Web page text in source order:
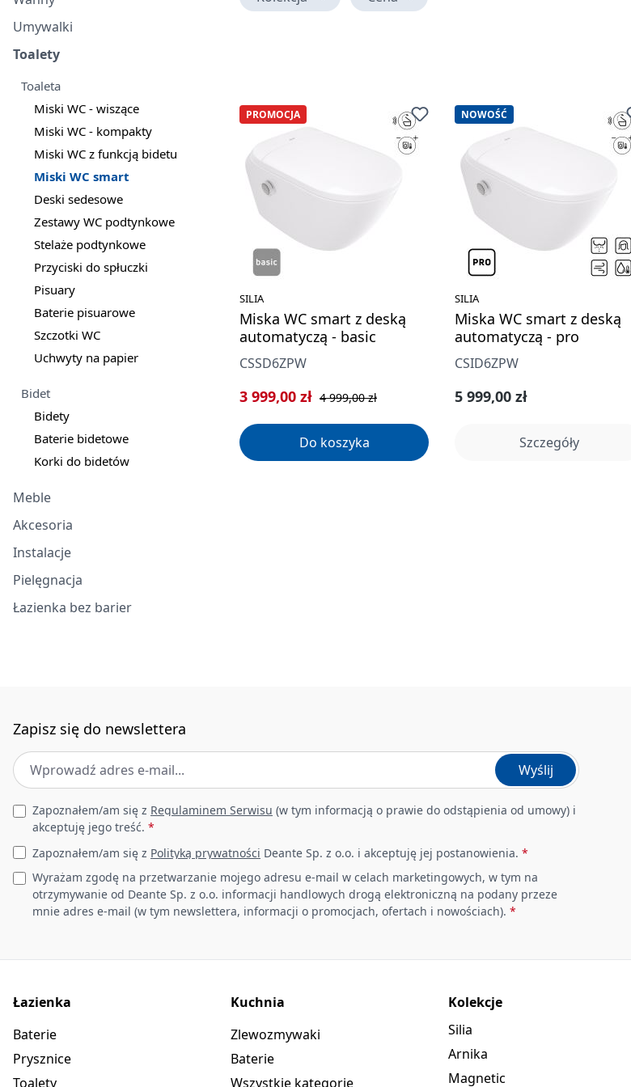
Umywalki
Toalety
Toaleta
Miski WC - wiszące
Miski WC - kompakty
Miski WC z funkcją bidetu
Miski WC smart
Deski sedesowe
Zestawy WC podtynkowe
Stelaże podtynkowe
Przyciski do spłuczki
Pisuary
Baterie pisuarowe
Szczotki WC
Uchwyty na papier
Bidet
Bidety
Baterie bidetowe
Korki do bidetów
Meble
Akcesoria
Instalacje
Pielęgnacja
Łazienka bez barier
PROMOCJA
SILIA
Miska WC smart z deską
automatyczą - basic
CSSD6ZPW
Cena sprzedaży:
3 999,00 zł Cena regularna:
4 999,00 zł
Do koszyka
NOWOŚĆ
SILIA
Miska WC smart z deską
automatyczą - pro
CSID6ZPW
Cena regularna:
5 999,00 zł
Szczegóły
Zapisz się do newslettera
Adres e-mail *
Wyślij
Leave this field empty
Zapoznałem/am się z Regulaminem Serwisu (w tym informacją o prawie do odstąpienia od umowy) i
akceptuję jego treść. *
Zapoznałem/am się z Polityką prywatności Deante Sp. z o.o. i akceptuję jej postanowienia. *
Wyrażam zgodę na przetwarzanie mojego adresu e-mail w celach marketingowych, w tym na
otrzymywanie od Deante Sp. z o.o. informacji handlowych drogą elektroniczną na podany przeze
mnie adres e-mail (w tym newslettera, informacji o promocjach, ofertach i nowościach). *
Łazienka
Baterie
Prysznice
Toalety
Kuchnia
Zlewozmywaki
Baterie
Wszystkie kategorie
Kolekcje
Silia
Arnika
Magnetic